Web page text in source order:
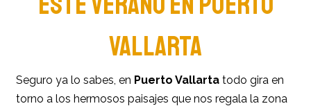
VALLARTA
Seguro ya lo sabes, en Puerto Vallarta todo gira en
torno a los hermosos paisajes que nos regala la zona